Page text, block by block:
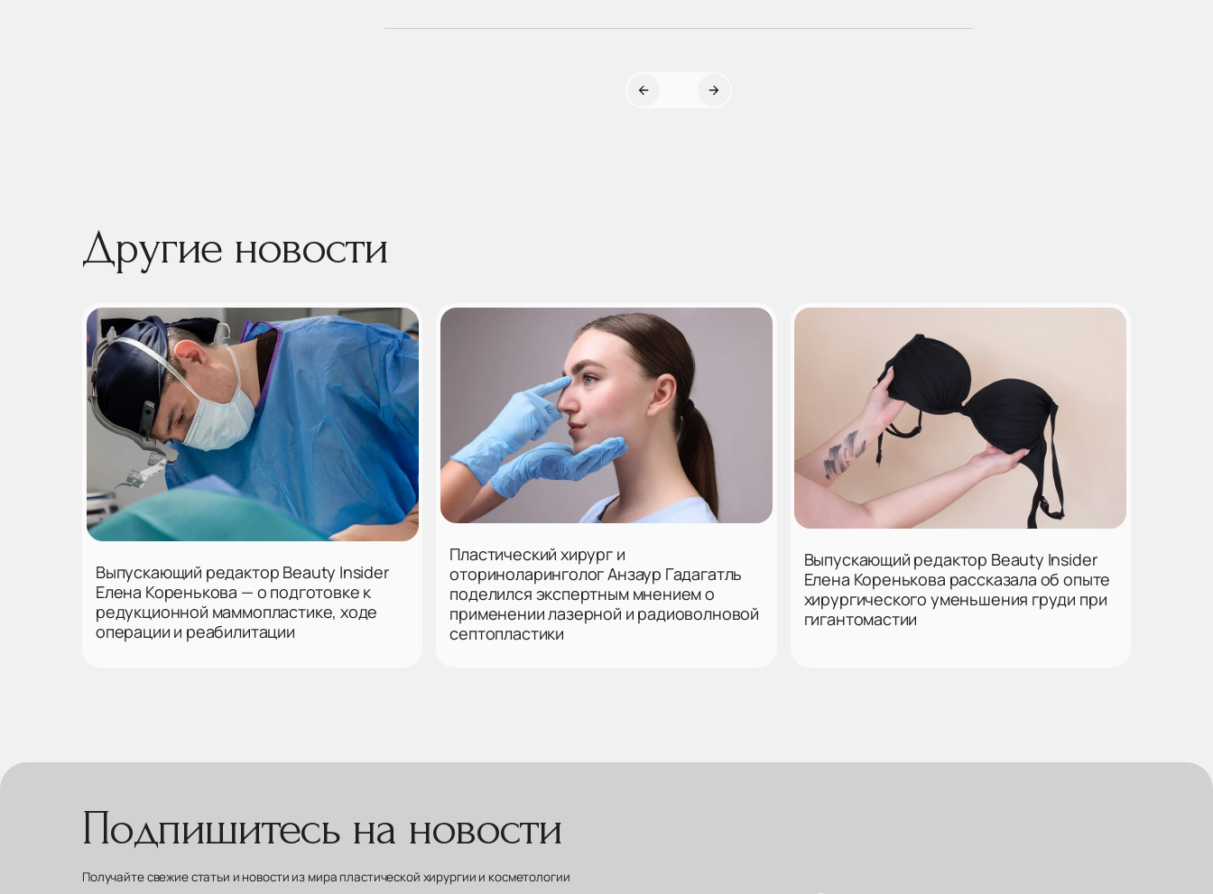
Другие новости
Выпускающий редактор Beauty Insider
Елена Коренькова — о подготовке к
редукционной маммопластике, ходе
операции и реабилитации
Пластический хирург и
оториноларинголог Анзаур Гадагатль
поделился экспертным мнением о
применении лазерной и радиоволновой
септопластики
Выпускающий редактор Beauty Insider
Елена Коренькова рассказала об опыте
хирургического уменьшения груди при
гигантомастии
Подпишитесь на новости
Получайте свежие статьи и новости из мира пластической хирургии и косметологии